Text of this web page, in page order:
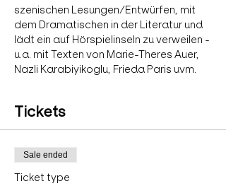
szenischen Lesungen/Entwürfen, mit
dem Dramatischen in der Literatur und
lädt ein auf Hörspielinseln zu verweilen -
u.a. mit Texten von Marie-Theres Auer,
Nazli Karabiyikoglu, Frieda Paris uvm.
Tickets
Sale ended
Ticket type